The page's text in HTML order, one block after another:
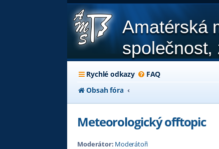
Amatérská
společnost,
Rychlé odkazy FAQ
Obsah fóra
Meteorologický offtopic
Moderátor: Moderátoři